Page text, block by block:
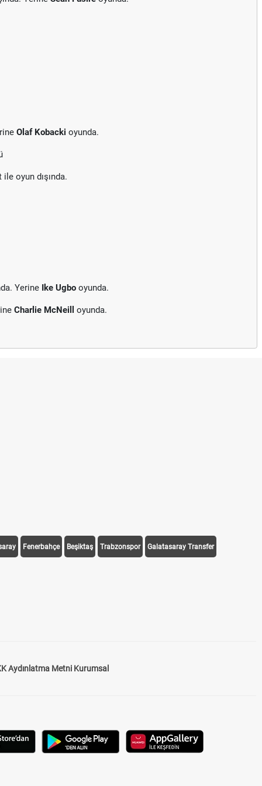
Olaf Kobacki oyunda.
oyun dışında.
Yerine Ike Ugbo oyunda.
Charlie McNeill oyunda.
Fenerbahçe Beşiktaş Trabzonspor Galatasaray Transfer
Aydınlatma Metni Kurumsal